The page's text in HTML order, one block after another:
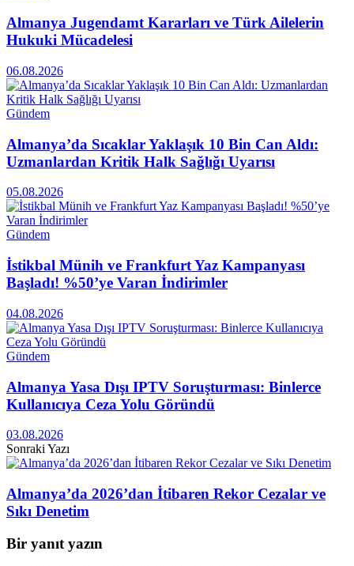
Almanya Jugendamt Kararları ve Türk Ailelerin
Hukuki Mücadelesi
06.08.2026
Gündem
Almanya’da Sıcaklar Yaklaşık 10 Bin Can Aldı:
Uzmanlardan Kritik Halk Sağlığı Uyarısı
05.08.2026
Gündem
İstikbal Münih ve Frankfurt Yaz Kampanyası
Başladı! %50’ye Varan İndirimler
04.08.2026
Gündem
Almanya Yasa Dışı IPTV Soruşturması: Binlerce
Kullanıcıya Ceza Yolu Göründü
03.08.2026
Sonraki Yazı
Almanya’da 2026’dan İtibaren Rekor Cezalar ve
Sıkı Denetim
Bir yanıt yazın